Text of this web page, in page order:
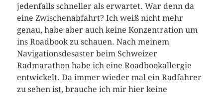
jedenfalls schneller als erwartet. War denn da
eine Zwischenabfahrt? Ich weiß nicht mehr
genau, habe aber auch keine Konzentration um
ins Roadbook zu schauen. Nach meinem
Navigationsdesaster beim Schweizer
Radmarathon habe ich eine Roadbookallergie
entwickelt. Da immer wieder mal ein Radfahrer
zu sehen ist, brauche ich mir hier keine